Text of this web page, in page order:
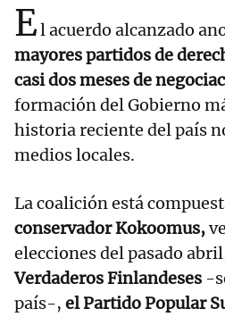
El acuerdo alcanzado
mayores partidos de
casi dos meses de
formación del Gobierno
historia reciente del país
medios locales.
La coalición está
conservador Kokoomus,
elecciones del pasado
Verdaderos Finlandeses -
país-, el Partido Popular